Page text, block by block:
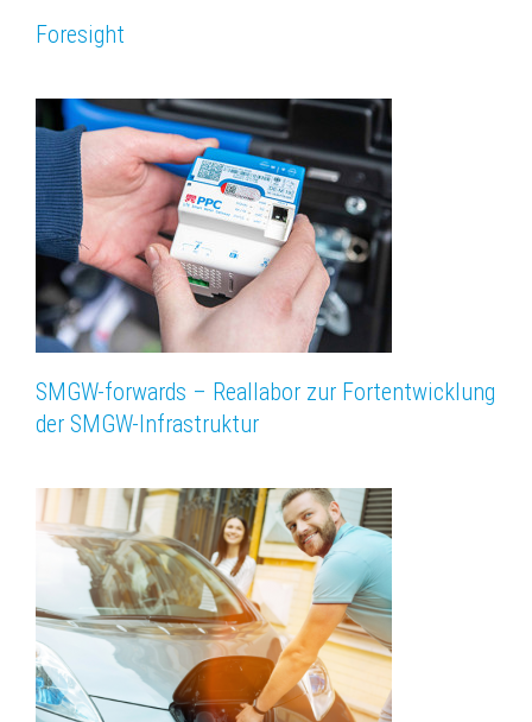
Foresight
SMGW-forwards – Reallabor zur Fortentwicklung
der SMGW-Infrastruktur